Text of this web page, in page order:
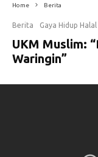
Home Berita
Berita Gaya Hidup Halal
UKM Muslim:
Waringin”